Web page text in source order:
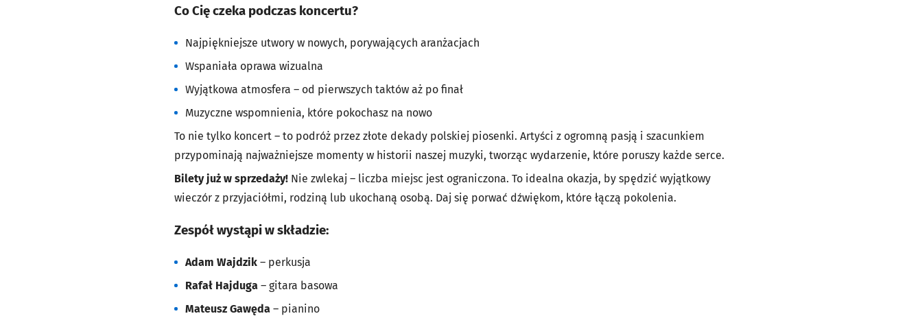
Co Cię czeka podczas koncertu?
Najpiękniejsze utwory w nowych, porywających aranżacjach
Wspaniała oprawa wizualna
Wyjątkowa atmosfera – od pierwszych taktów aż po finał
Muzyczne wspomnienia, które pokochasz na nowo
To nie tylko koncert – to podróż przez złote dekady polskiej piosenki. Artyści z ogromną pasją i szacunkiem
przypominają najważniejsze momenty w historii naszej muzyki, tworząc wydarzenie, które poruszy każde serce.
Bilety już w sprzedaży! Nie zwlekaj – liczba miejsc jest ograniczona. To idealna okazja, by spędzić wyjątkowy
wieczór z przyjaciółmi, rodziną lub ukochaną osobą. Daj się porwać dźwiękom, które łączą pokolenia.
Zespół wystąpi w składzie:
Adam Wajdzik – perkusja
Rafał Hajduga – gitara basowa
Mateusz Gawęda – pianino